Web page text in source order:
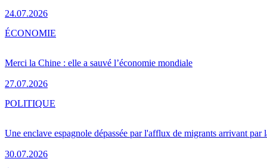
24.07.2026
Merci la Chine : elle a sauvé l’économie mondiale
27.07.2026
ÉCONOMIE
Une enclave espagnole dépassée par l'afflux de migrants arrivant par
30.07.2026
POLITIQUE